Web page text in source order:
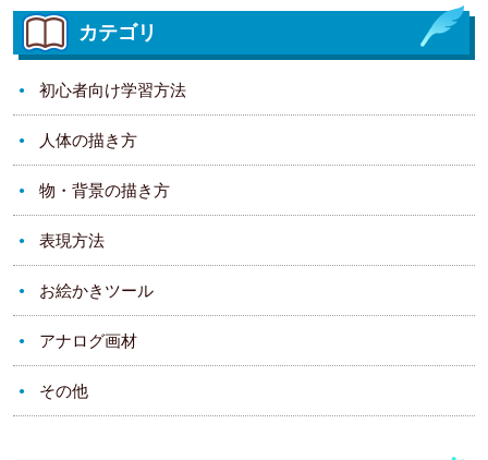
カテゴリ
初心者向け学習方法
人体の描き方
物・背景の描き方
表現方法
お絵かきツール
アナログ画材
その他